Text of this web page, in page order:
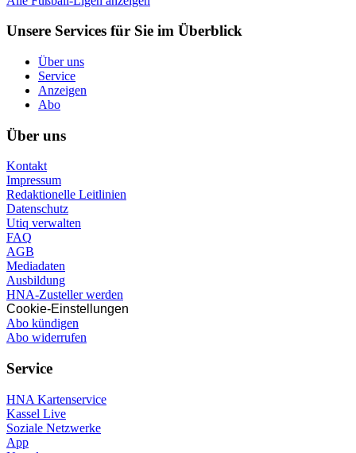
Unsere Services für Sie im Überblick
Über uns
Service
Anzeigen
Abo
Über uns
Kontakt
Impressum
Redaktionelle Leitlinien
Datenschutz
Utiq verwalten
FAQ
AGB
Mediadaten
Ausbildung
HNA-Zusteller werden
Cookie-Einstellungen
Abo kündigen
Abo widerrufen
Service
HNA Kartenservice
Kassel Live
Soziale Netzwerke
App